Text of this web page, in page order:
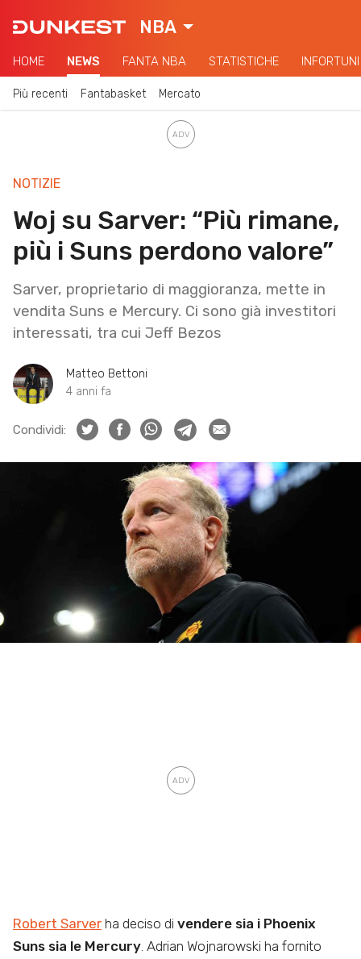
NBA
HOME NEWS FANTA NBA STATISTICHE INFORTUNI
Più recenti Fantabasket Mercato
NOTIZIE
Woj su Sarver: “Più rimane,
più i Suns perdono valore”
Sarver, proprietario di maggioranza, mette in
vendita Suns e Mercury. Ci sono già investitori
interessati, tra cui Jeff Bezos
Matteo Bettoni
4 anni fa
Condividi:
Robert Sarver ha deciso di vendere sia i Phoenix
Suns sia le Mercury . Adrian Wojnarowski ha fornito